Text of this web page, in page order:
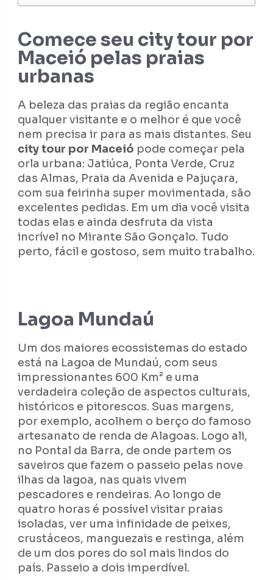
Comece seu city tour por
Maceió pelas praias
urbanas
A beleza das praias da região encanta
qualquer visitante e o melhor é que você
nem precisa ir para as mais distantes. Seu
city tour por Maceió pode começar pela
orla urbana: Jatiúca, Ponta Verde, Cruz
das Almas, Praia da Avenida e Pajuçara,
com sua feirinha super movimentada, são
excelentes pedidas. Em um dia você visita
todas elas e ainda desfruta da vista
incrível no Mirante São Gonçalo. Tudo
perto, fácil e gostoso, sem muito trabalho.
Lagoa Mundaú
Um dos maiores ecossistemas do estado
está na Lagoa de Mundaú, com seus
impressionantes 600 Km² e uma
verdadeira coleção de aspectos culturais,
históricos e pitorescos. Suas margens,
por exemplo, acolhem o berço do famoso
artesanato de renda de Alagoas. Logo ali,
no Pontal da Barra, de onde partem os
saveiros que fazem o passeio pelas nove
ilhas da lagoa, nas quais vivem
pescadores e rendeiras. Ao longo de
quatro horas é possível visitar praias
isoladas, ver uma infinidade de peixes,
crustáceos, manguezais e restinga, além
de um dos pores do sol mais lindos do
país. Passeio a dois imperdível.